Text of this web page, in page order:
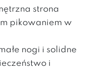
strona
pikowaniem w
nogi i solidne
i